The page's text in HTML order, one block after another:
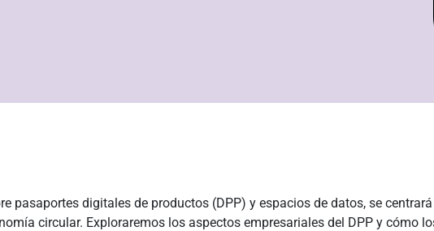
pasaportes digitales de productos (DPP) y espacios de datos, se
circular. Exploraremos los aspectos empresariales del DPP y cómo